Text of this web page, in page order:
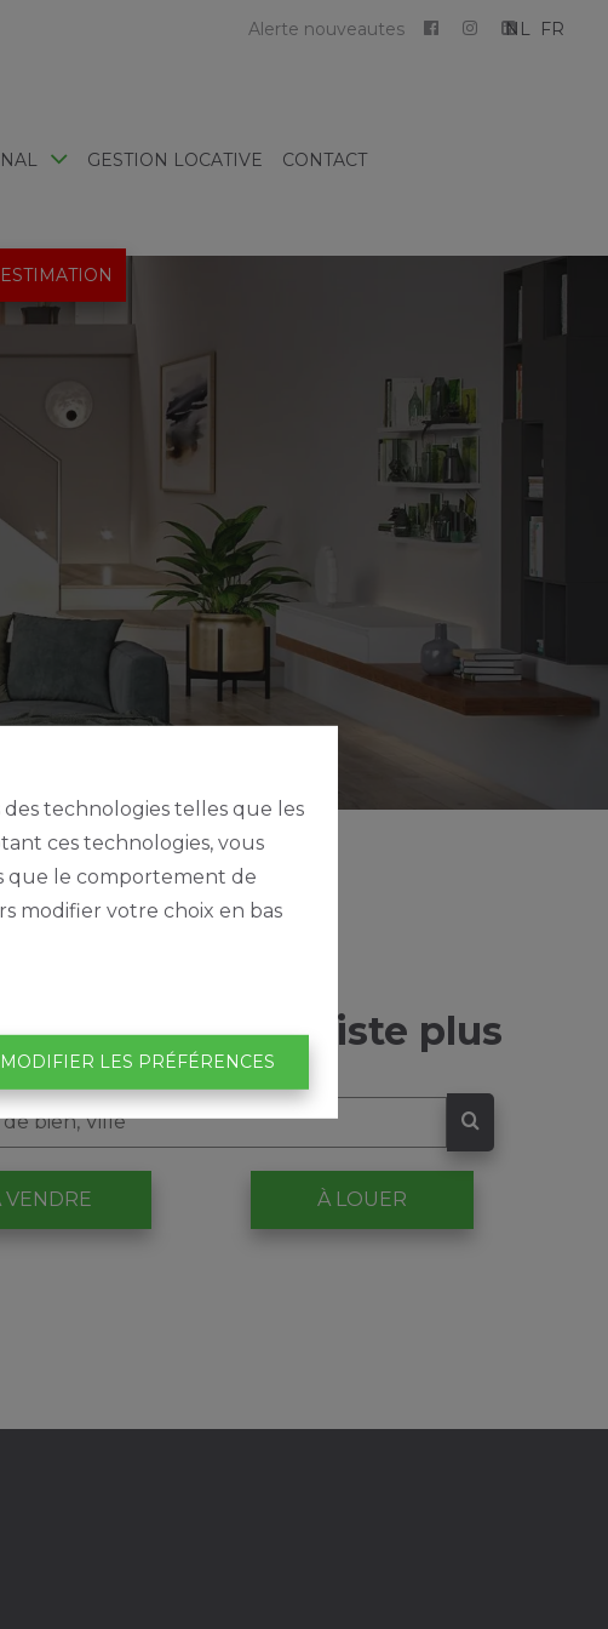
technologies telles que les
ces technologies, vous
que le comportement de
modifier votre choix en bas
MODIFIER LES PRÉFÉRENCES
Alerte nouveautes NL FR
GESTION LOCATIVE CONTACT
cette page n'existe plus
VENDRE À LOUER